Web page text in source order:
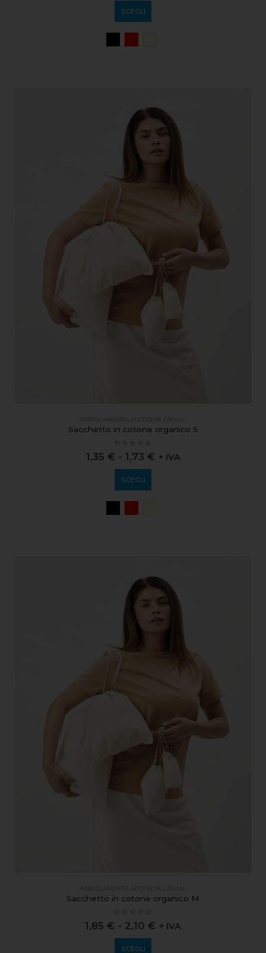
SCEGLI
ABBIGLIAMENTO ACCESSORI CASUAL
Sacchetto in cotone organico S
0 out of 5
1,35 € - 1,73 € + IVA
SCEGLI
ABBIGLIAMENTO ACCESSORI CASUAL
Sacchetto in cotone organico M
0 out of 5
1,85 € - 2,10 € + IVA
SCEGLI